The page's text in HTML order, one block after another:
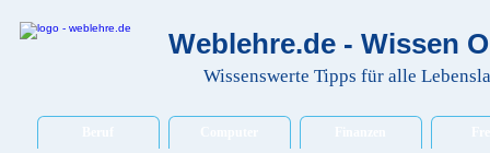
Weblehre.de - Wissen
Wissenswerte Tipps für alle